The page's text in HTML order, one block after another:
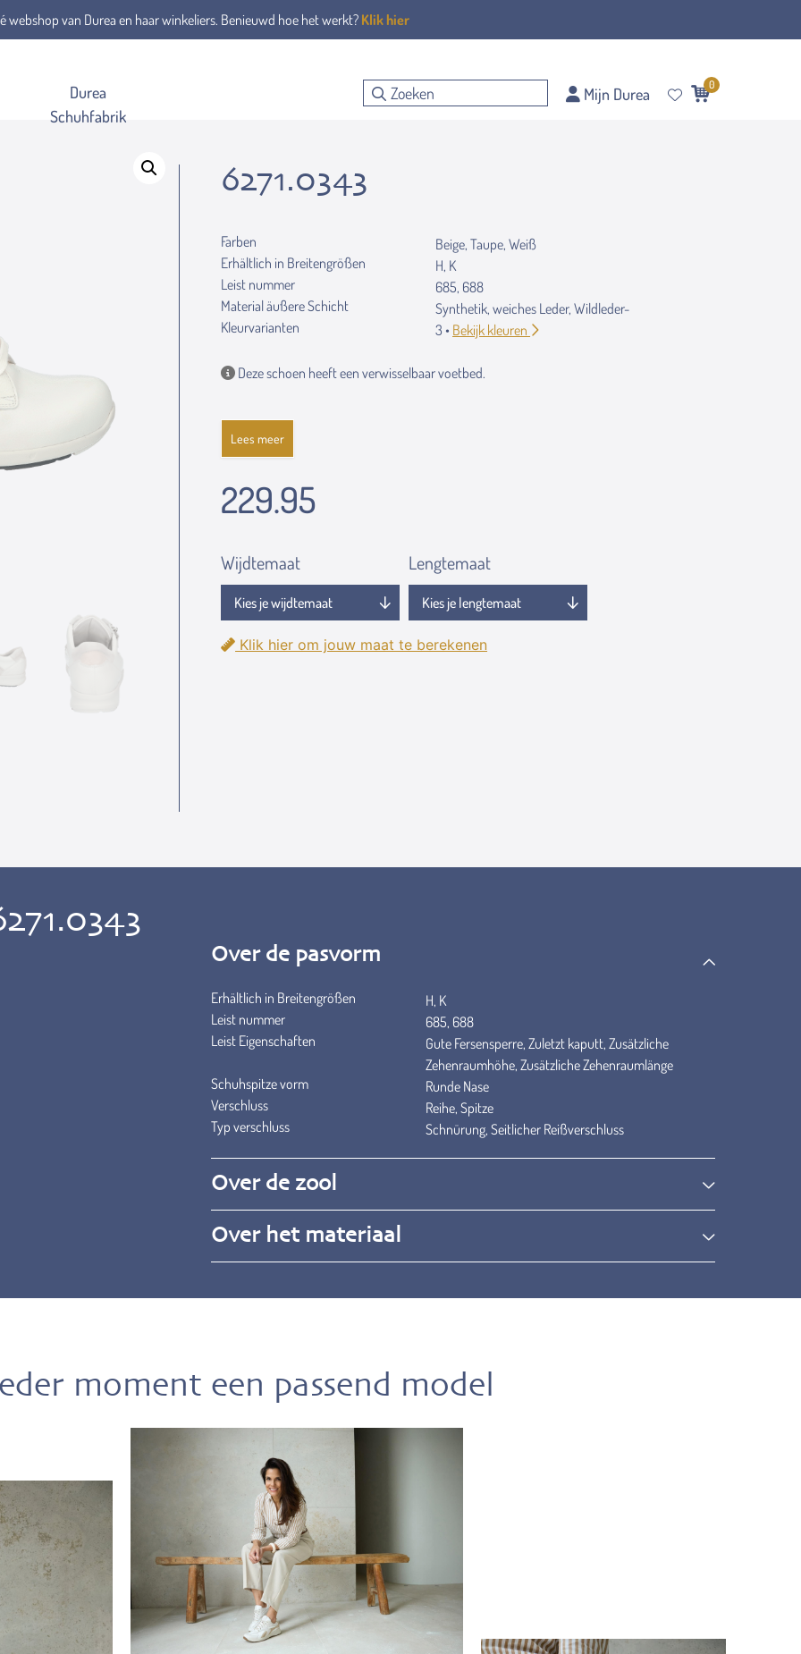
webshop van Durea en haar winkeliers. Benieuwd hoe het werkt? Klik hier
Durea
Schuhfabrik
Mijn Durea 0
6271.0343
Farben
Beige, Taupe, Weiß
Erhältlich in Breitengrößen
H, K
Leist nummer
685, 688
Material äußere Schicht
Synthetik, weiches Leder, Wildleder-
Kleurvarianten
3 • Bekijk kleuren
Deze schoen heeft een verwisselbaar voetbed.
Lees meer
229.95
Wijdtemaat Lengtemaat
Klik hier om jouw maat te berekenen
Over de pasvorm
Erhältlich in Breitengrößen
H, K
Leist nummer
685, 688
Leist Eigenschaften
Gute Fersensperre, Zuletzt kaputt, Zusätzliche
Zehenraumhöhe, Zusätzliche Zehenraumlänge
Schuhspitze vorm
Runde Nase
Verschluss
Reihe, Spitze
Typ verschluss
Schnürung, Seitlicher Reißverschluss
Over de zool
Over het materiaal
moment een passend model